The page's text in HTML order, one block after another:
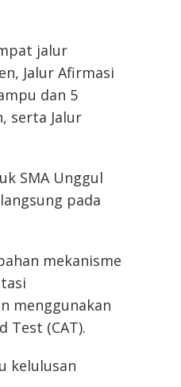
jalur
Jalur Afirmasi
dan 5
serta Jalur
SMA Unggul
pada
mekanisme
menggunakan
Test (CAT).
kelulusan